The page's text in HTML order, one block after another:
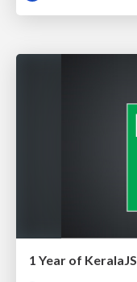
1 Year of KeralaJS